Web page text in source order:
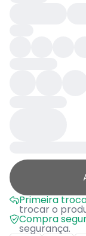
Primeira
trocar o
Compra
segurança.